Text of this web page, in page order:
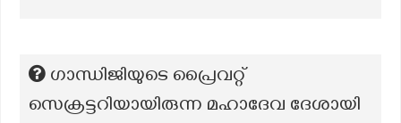
ഗാന്ധിജിയുടെ പ്രൈവറ്റ്
സെക്രട്ടറിയായിരുന്ന മഹാദേവ ദേശായി